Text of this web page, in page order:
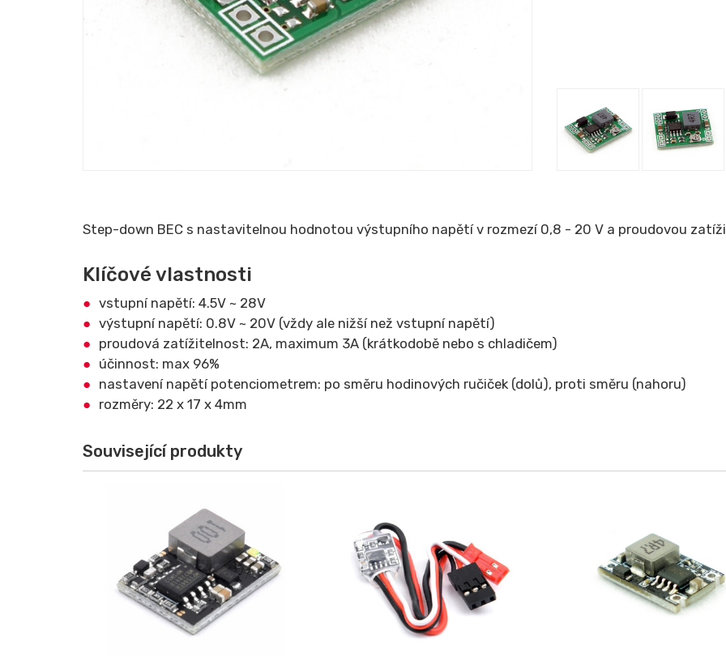
Step-down BEC s nastavitelnou hodnotou výstupního napětí v rozmezí 0,8 - 20 V a proudovou
Klíčové vlastnosti
vstupní napětí: 4.5V ~ 28V
výstupní napětí: 0.8V ~ 20V (vždy ale nižší než vstupní napětí)
proudová zatížitelnost: 2A, maximum 3A (krátkodobě nebo s chladičem)
účinnost: max 96%
nastavení napětí potenciometrem: po směru hodinových ručiček (dolů), proti směru (nahoru)
rozměry: 22 x 17 x 4mm
Související produkty